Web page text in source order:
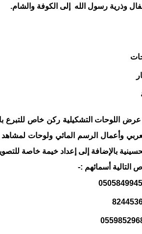
وذرية رسول الله
إلى الكوفة والشام.
اللوحات التشكيلية ركن خاص للتبرع
وأعمال الرسم المائي ولوحات
بالإضافة إلى إعداد خيمة خاصة
التالية أسمائهم :-